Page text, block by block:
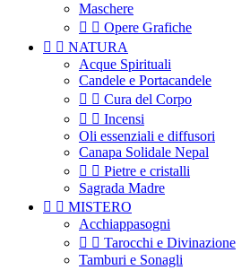
Maschere
  Opere Grafiche
  NATURA
Acque Spirituali
Candele e Portacandele
  Cura del Corpo
  Incensi
Oli essenziali e diffusori
Canapa Solidale Nepal
  Pietre e cristalli
Sagrada Madre
  MISTERO
Acchiappasogni
  Tarocchi e Divinazione
Tamburi e Sonagli